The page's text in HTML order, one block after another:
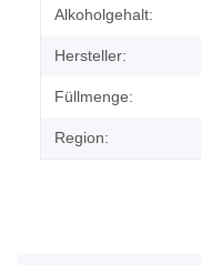
Produkteigenschaft
Wert
Alkoholgehalt:
Hersteller:
Füllmenge:
Region: